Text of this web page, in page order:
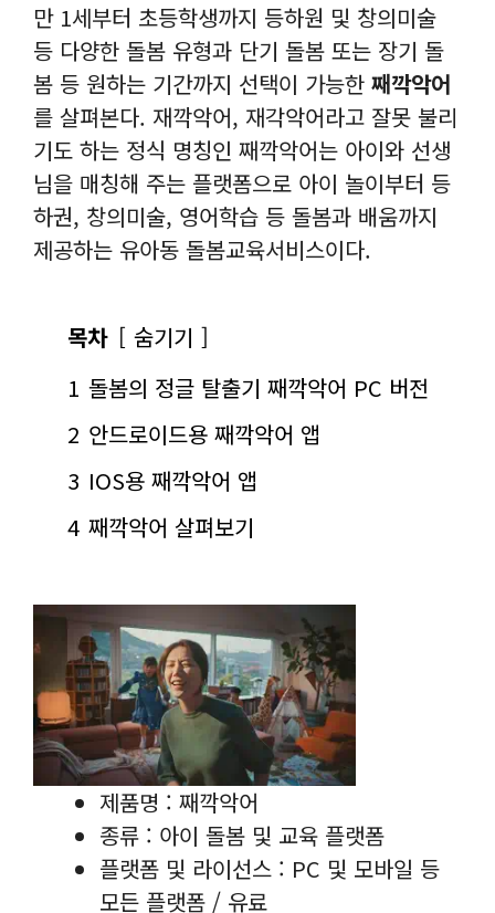
만 1세부터 초등학생까지 등하원 및 창의미술
등 다양한 돌봄 유형과 단기 돌봄 또는 장기 돌
봄 등 원하는 기간까지 선택이 가능한 째깍악어
를 살펴본다. 재깍악어, 재각악어라고 잘못 불리
기도 하는 정식 명칭인 째깍악어는 아이와 선생
님을 매칭해 주는 플랫폼으로 아이 놀이부터 등
하권, 창의미술, 영어학습 등 돌봄과 배움까지
제공하는 유아동 돌봄교육서비스이다.
목차
숨기기
1 돌봄의 정글 탈출기 째깍악어 PC 버전
2 안드로이드용 째깍악어 앱
3 IOS용 째깍악어 앱
4 째깍악어 살펴보기
제품명 : 째깍악어
종류 : 아이 돌봄 및 교육 플랫폼
플랫폼 및 라이선스 : PC 및 모바일 등
모든 플랫폼 / 유료